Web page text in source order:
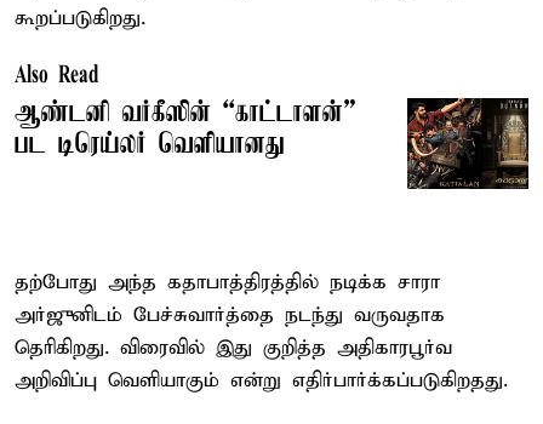
கூறப்படுகிறது.
Also Read
ஆண்டனி வர்கீஸின் “காட்டாளன்”
பட டிரெய்லர் வெளியானது
தற்போது அந்த கதாபாத்திரத்தில் நடிக்க சாரா
அர்ஜுனிடம் பேச்சுவார்த்தை நடந்து வருவதாக
தெரிகிறது. விரைவில் இது குறித்த அதிகாரபூர்வ
அறிவிப்பு வெளியாகும் என்று எதிர்பார்க்கப்படுகிறதது.